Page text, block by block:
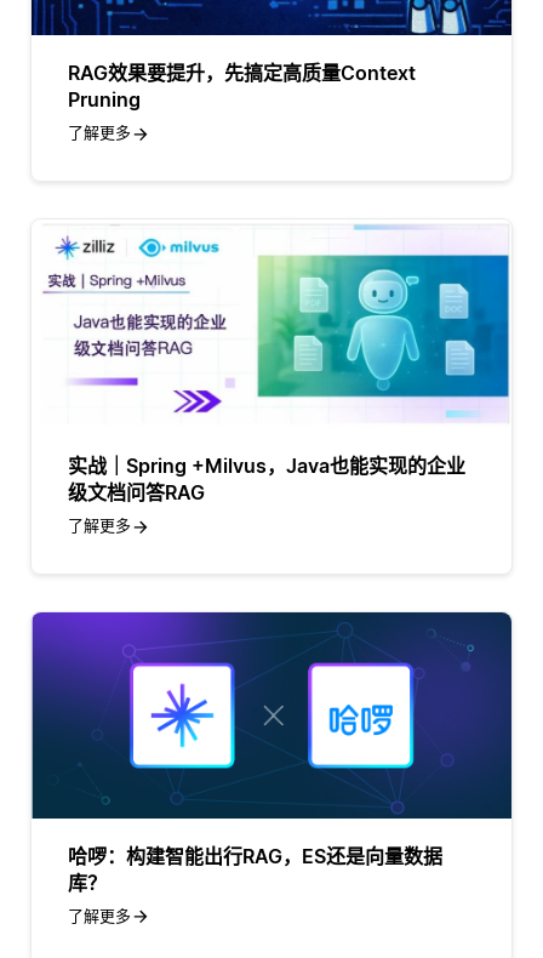
RAG效果要提升，先搞定高质量Context
Pruning
了解更多
实战｜Spring +Milvus，Java也能实现的企业
级文档问答RAG
了解更多
哈啰：构建智能出行RAG，ES还是向量数据
库？
了解更多